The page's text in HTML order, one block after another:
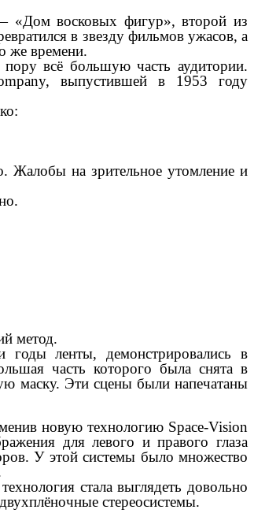
«Дом восковых фигур», второй из
в звезду фильмов ужасов, а
же времени.
всё большую часть аудитории.
выпустившей в 1953 году
Жалобы на зрительное утомление и
метод.
годы ленты, демонстрировались в
часть которого была снята в
маску. Эти сцены были напечатаны
новую технологию Space-Vision
для левого и правого глаза
У этой системы было множество
стала выглядеть довольно
стереосистемы.